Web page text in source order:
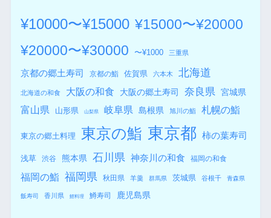
¥10000〜¥15000 ¥15000〜¥20000
¥20000〜¥30000
〜¥1000 三重県
京都の郷土寿司 京都の鮨 佐賀県 六本木 北海道
北海道の和食 大阪の和食 大阪の郷土寿司 奈良県 宮城県
富山県 山形県 山梨県 岐阜県 島根県 旭川の鮨 札幌の鮨
東京の郷土料理 東京の鮨 東京都 柿の葉寿司
浅草 渋谷 熊本県 石川県 神奈川の和食 福岡の和食
福岡の鮨 福岡県 秋田県 羊羹 群馬県 茨城県 谷根千 青森県
飯寿司 香川県 鯉料理 鱒寿司 鹿児島県